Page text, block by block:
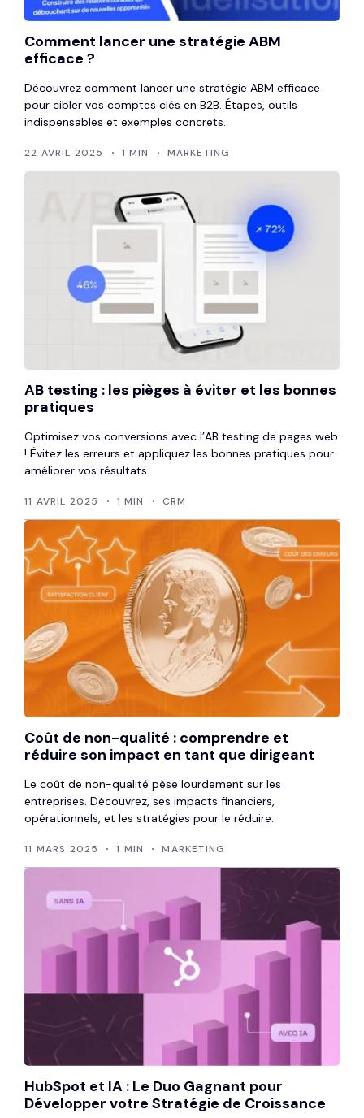
Comment lancer une stratégie ABM
efficace ?
Découvrez comment lancer une stratégie ABM efficace
pour cibler vos comptes clés en B2B. Étapes, outils
indispensables et exemples concrets.
22 AVRIL 2025 1 MIN MARKETING
AB testing : les pièges à éviter et les bonnes
pratiques
Optimisez vos conversions avec l’AB testing de pages web
! Évitez les erreurs et appliquez les bonnes pratiques pour
améliorer vos résultats.
11 AVRIL 2025 1 MIN CRM
Coût de non-qualité : comprendre et
réduire son impact en tant que dirigeant
Le coût de non-qualité pèse lourdement sur les
entreprises. Découvrez, ses impacts financiers,
opérationnels, et les stratégies pour le réduire.
11 MARS 2025 1 MIN MARKETING
HubSpot et IA : Le Duo Gagnant pour
Développer votre Stratégie de Croissance